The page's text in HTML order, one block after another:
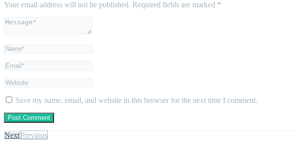
Your email address will not be published. Required fields are marked *
Save my name, email, and website in this browser for the next time I comment.
NextPrevious